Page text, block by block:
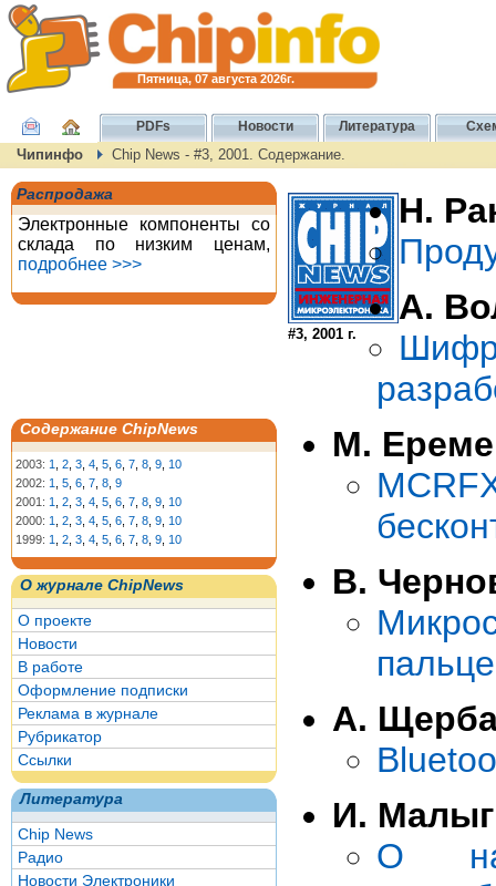
Пятница, 07 августа 2026г.
PDFs Новости Литература
Чипинфо Chip News - #3, 2001. Содержание.
Распродажа
Электронные компоненты со
склада по низким ценам,
подробнее >>>
Содержание ChipNews
2003: 1 2 3 4 5 6 7 8 9 10
2002: 1 5 6 7 8 9
2001: 1 2 3 4 5 6 7 8 9 10
2000: 1 2 3 4 5 6 7 8 9 10
1999: 1 2 3 4 5 6 7 8 9 10
О журнале ChipNews
О проекте
Новости
В работе
Оформление подписки
Реклама в журнале
Рубрикатор
Ссылки
Литература
Chip News
Радио
Новости Электроники
#3, 2001 г.
Н.
А.
М.
В.
А.
И.
О